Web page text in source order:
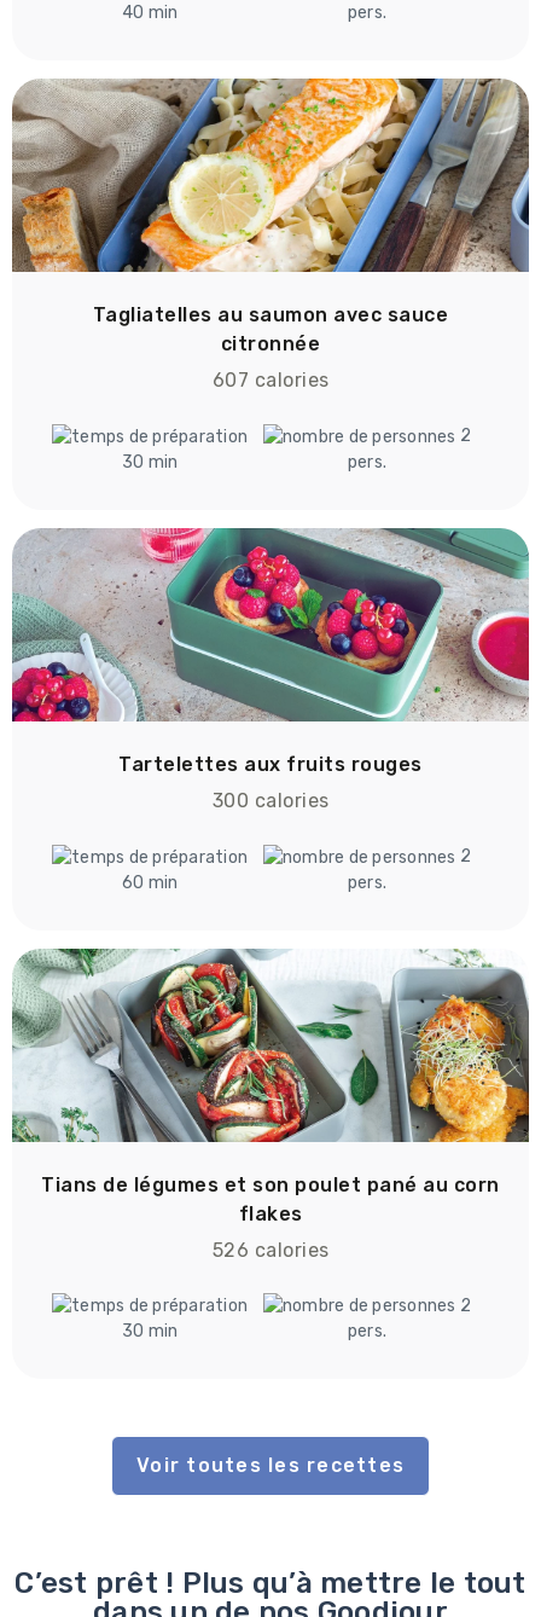
40 min
pers.
Tagliatelles au saumon avec sauce
citronnée
607 calories
30 min
2
pers.
Tartelettes aux fruits rouges
300 calories
60 min
2
pers.
Tians de légumes et son poulet pané au corn
flakes
526 calories
30 min
2
pers.
Voir toutes les recettes
C’est prêt ! Plus qu’à mettre le tout